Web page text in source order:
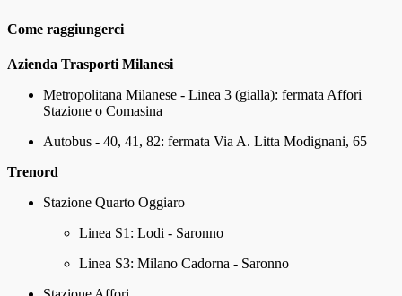
Come raggiungerci
Azienda Trasporti Milanesi
Metropolitana Milanese - Linea 3 (gialla): fermata Affori
Stazione o Comasina
Autobus - 40, 41, 82: fermata Via A. Litta Modignani, 65
Trenord
Stazione Quarto Oggiaro
Linea S1: Lodi - Saronno
Linea S3: Milano Cadorna - Saronno